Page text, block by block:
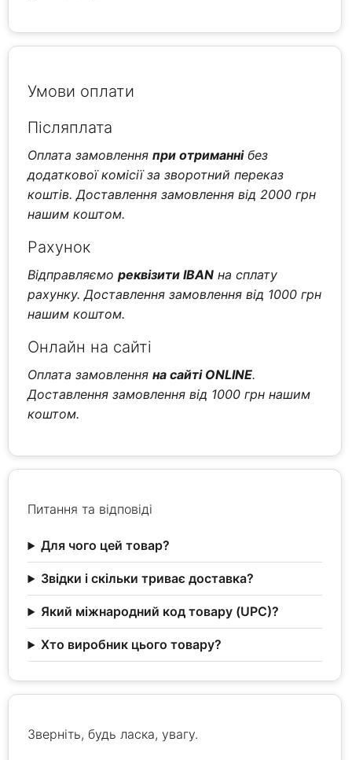
Умови оплати
Післяплата
Оплата замовленняпри отриманнібез
додаткової комісії за зворотний переказ
коштів. Доставлення замовлення від 2000 грн
нашим коштом.
Рахунок
Відправляємореквізити IBAN на сплату
рахунку. Доставлення замовлення від 1000 грн
нашим коштом.
Онлайн на сайті
Оплата замовленняна сайті ONLINE.
Доставлення замовлення від 1000 грн нашим
коштом.
Питання та відповіді
Для чого цей товар?
Звідки і скільки триває доставка?
Який міжнародний код товару (UPC)?
Хто виробник цього товару?
Зверніть, будь ласка, увагу.